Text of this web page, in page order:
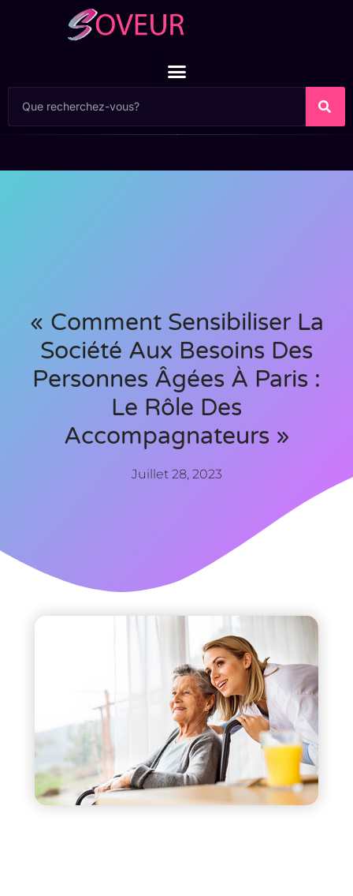
« Comment Sensibiliser La
Société Aux Besoins Des
Personnes Âgées À Paris :
Le Rôle Des
Accompagnateurs »
Juillet 28, 2023